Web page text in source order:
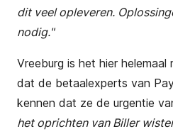
dit veel opleveren.
nodig."
Vreeburg is het hier helemaal
dat de betaalexperts van
kennen dat ze de urgentie
het oprichten van Biller